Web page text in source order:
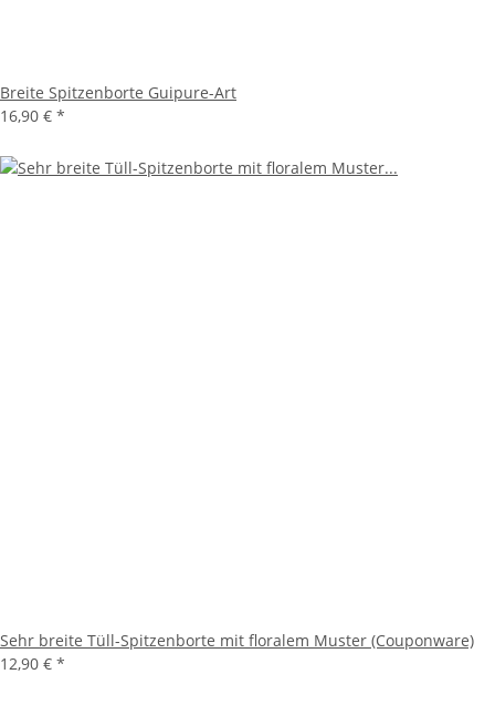
Breite Spitzenborte Guipure-Art
16,90 € *
Sehr breite Tüll-Spitzenborte mit floralem Muster (Couponware)
12,90 € *